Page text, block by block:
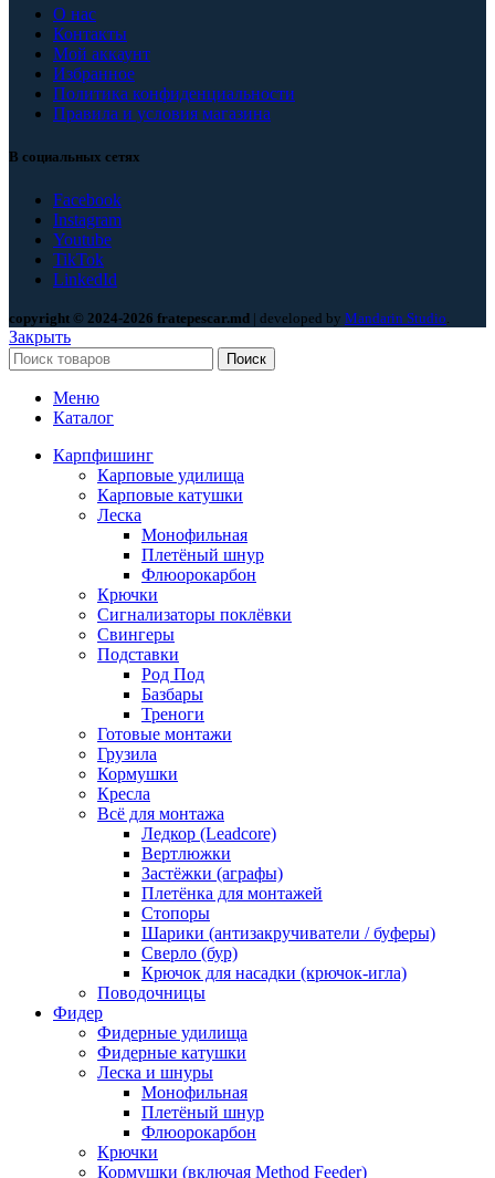
О нас
Контакты
Мой аккаунт
Избранное
Политика конфиденциальности
Правила и условия магазина
В социальных сетях
Facebook
Instagram
Youtube
TikTok
LinkedId
copyright © 2024-2026 fratepescar.md | developed by Mandarin Studio.
Закрыть
Поиск
Меню
Каталог
Карпфишинг
Карповые удилища
Карповые катушки
Леска
Монофильная
Плетёный шнур
Флюорокарбон
Крючки
Сигнализаторы поклёвки
Свингеры
Подставки
Род Под
Базбары
Треноги
Готовые монтажи
Грузила
Кормушки
Кресла
Всё для монтажа
Ледкор (Leadcore)
Вертлюжки
Застёжки (аграфы)
Плетёнка для монтажей
Стопоры
Шарики (антизакручиватели / буферы)
Сверло (бур)
Крючок для насадки (крючок-игла)
Поводочницы
Фидер
Фидерные удилища
Фидерные катушки
Леска и шнуры
Монофильная
Плетёный шнур
Флюорокарбон
Крючки
Кормушки (включая Method Feeder)